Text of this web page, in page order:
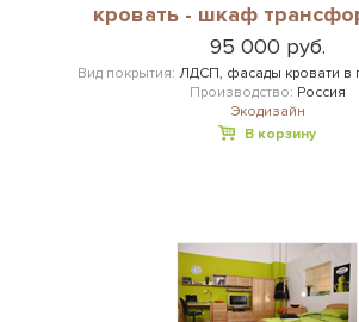
кровать - шкаф
95 000 руб.
Вид покрытия: ЛДСП, фасады кровати
Производство: Россия
Экодизайн
В корзину